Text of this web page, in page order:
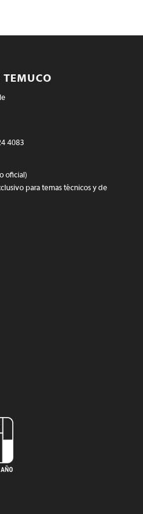
4083
oficial)
para temas técnicos y de